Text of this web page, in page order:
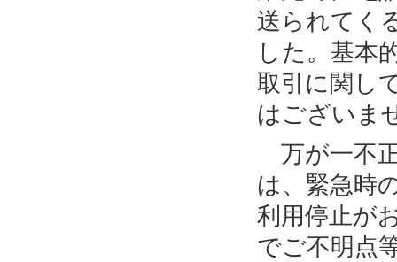
送られてく
した。基本
取引に関し
はございま
万が一不
は、緊急時
利用停止が
でご不明点